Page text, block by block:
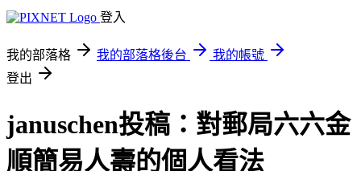
登入
我的部落格 我的部落格後台
我的帳號
登出
januschen投稿：對郵局六六金
順簡易人壽的個人看法